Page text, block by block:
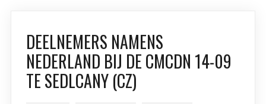
DEELNEMERS NAMENS
NEDERLAND BIJ DE CMCDN 14-09
TE SEDLCANY (CZ)